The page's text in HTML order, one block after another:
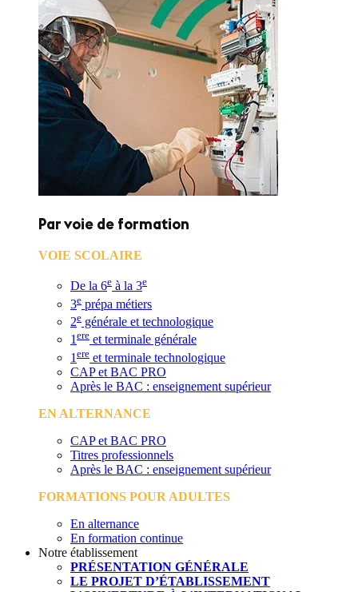
Par voie de formation
VOIE SCOLAIRE
De la 6e à la 3e
3e prépa métiers
2e générale et technologique
1 ere et terminale générale
1 ere et terminale technologique
CAP et BAC PRO
Après le BAC : enseignement supérieur
EN ALTERNANCE
CAP et BAC PRO
Titres professionnels
Après le BAC : enseignement supérieur
FORMATIONS POUR ADULTES
En alternance
En formation continue
Notre établissement
PRÉSENTATION GÉNÉRALE
LE PROJET D’ÉTABLISSEMENT